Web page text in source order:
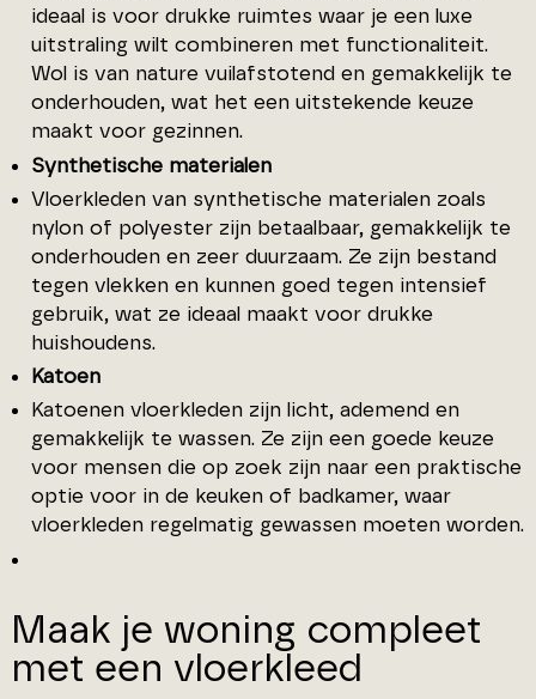
ideaal is voor drukke ruimtes waar je een luxe
uitstraling wilt combineren met functionaliteit.
Wol is van nature vuilafstotend en gemakkelijk te
onderhouden, wat het een uitstekende keuze
maakt voor gezinnen.
Synthetische materialen
Vloerkleden van synthetische materialen zoals
nylon of polyester zijn betaalbaar, gemakkelijk te
onderhouden en zeer duurzaam. Ze zijn bestand
tegen vlekken en kunnen goed tegen intensief
gebruik, wat ze ideaal maakt voor drukke
huishoudens.
Katoen
Katoenen vloerkleden zijn licht, ademend en
gemakkelijk te wassen. Ze zijn een goede keuze
voor mensen die op zoek zijn naar een praktische
optie voor in de keuken of badkamer, waar
vloerkleden regelmatig gewassen moeten worden.
Maak je woning compleet
met een vloerkleed